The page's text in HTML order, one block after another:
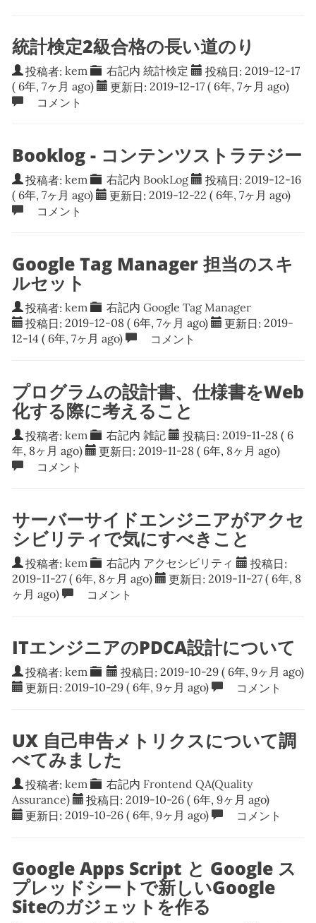
統計検定2級合格の長い道のり
投稿者: kem 右記内統計検定 投稿日: 2019-12-17
( 6年, 7ヶ月 ago)
更新日: 2019-12-17 ( 6年, 7ヶ月 ago)
コメント
Booklog - コンテンツストラテジー
投稿者: kem 右記内 BookLog 投稿日: 2019-12-16
( 6年, 7ヶ月 ago)
更新日: 2019-12-22 ( 6年, 7ヶ月 ago)
コメント
Google Tag Manager 担当のスキ
ルセット
投稿者: kem 右記内Google Tag Manager
投稿日: 2019-12-08 ( 6年, 7ヶ月 ago) 更新日: 2019-
12-14 ( 6年, 7ヶ月 ago) コメント
プログラムの設計書、仕様書をWeb
化する際に考えること
投稿者: kem 右記内雑記 投稿日: 2019-11-28( 6
年, 8ヶ月 ago)
更新日: 2019-11-28 ( 6年, 8ヶ月 ago)
コメント
サーバーサイドエンジニアがアクセ
シビリティで気にすべきこと
投稿者: kem 右記内 アクセシビリティ 投稿日:
2019-11-27 ( 6年, 8ヶ月 ago) 更新日: 2019-11-27 ( 6年, 8
ヶ月 ago)
コメント
ITエンジニアのPDCA設計について
投稿者: kem 投稿日: 2019-10-29( 6年, 9ヶ月 ago)
更新日: 2019-10-29 ( 6年, 9ヶ月 ago) コメント
UX 自己申告メトリクスについて調
べてみました
投稿者: kem 右記内 Frontend QA(Quality
Assurance)
投稿日: 2019-10-26 ( 6年, 9ヶ月 ago)
更新日: 2019-10-26 ( 6年, 9ヶ月 ago) コメント
Google Apps Script と Google ス
プレッドシートで新しいGoogle
Siteのガジェットを作る